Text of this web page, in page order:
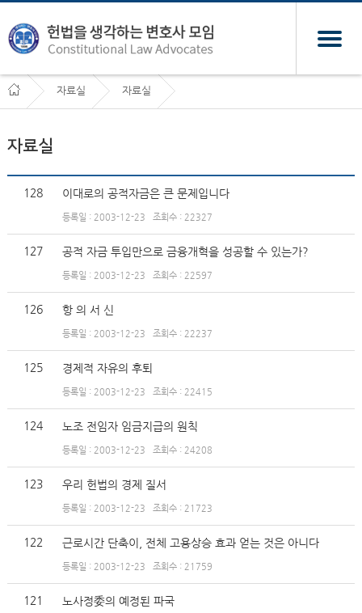
자료실 자료실
자료실
128 이대로의 공적자금은 큰 문제입니다
등록일 : 2003-12-23 조회수 : 22327
127 공적 자금 투입만으로 금융개혁을 성공할 수 있는가?
등록일 : 2003-12-23 조회수 : 22597
126 항 의 서 신
등록일 : 2003-12-23 조회수 : 22237
125 경제적 자유의 후퇴
등록일 : 2003-12-23 조회수 : 22415
124 노조 전임자 임금지급의 원칙
등록일 : 2003-12-23 조회수 : 24208
123 우리 헌법의 경제 질서
등록일 : 2003-12-23 조회수 : 21723
122 근로시간 단축이, 전체 고용상승 효과 얻는 것은 아니다
등록일 : 2003-12-23 조회수 : 21759
121 노사정委의 예정된 파국